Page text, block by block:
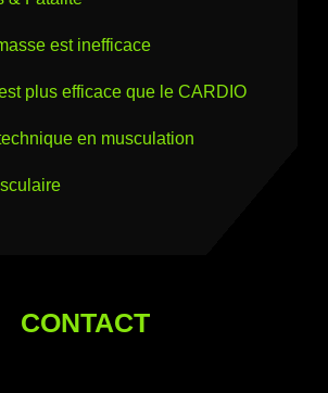
est inefficace
plus efficace que le CARDIO
en musculation
CONTACT